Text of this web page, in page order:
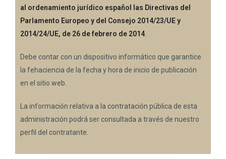
al ordenamiento jurídico español las Directivas del
Parlamento Europeo y del Consejo 2014/23/UE y
2014/24/UE, de 26 de febrero de 2014
Debe contar con un dispositivo informático que garantice
la fehaciencia de la fecha y hora de inicio de publicación
en el sitio web.
La información relativa a la contratación pública de esta
administración podrá ser consultada a través de nuestro
perfil del contratante.